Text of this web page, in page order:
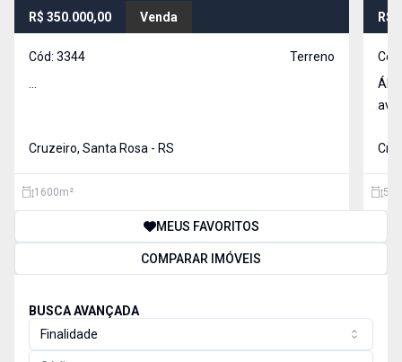
R$ 350.000,00 Venda
Cód: 3344
Terreno
Cruzeiro, Santa Rosa - RS
1600m²
R$
MEUS FAVORITOS
COMPARAR IMÓVEIS
BUSCA AVANÇADA
Finalidade